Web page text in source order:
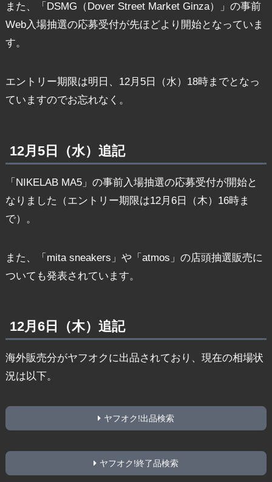
また、「DSMG（Dover Street Market Ginza）」の事前
Web入場抽選の応募受付が先ほどより開始となっていま
す。
エントリー期限は明日、12月5日（水）18時までとなっ
ていますのでお忘れなく。
12月5日（水）追記
「NIKELAB MA5」の事前入場抽選の応募受付が開始と
なりました（エントリー期限は12月6日（木）16時ま
で）。
また、「mita sneakers」や「atmos」の店頭抽選販売に
ついても発表されています。
12月6日（木）追記
海外販売分がヤフオクに出品されており、現在の相場状
況は以下。
ヤフオク!出品検索
ヤフオク!終了品検索